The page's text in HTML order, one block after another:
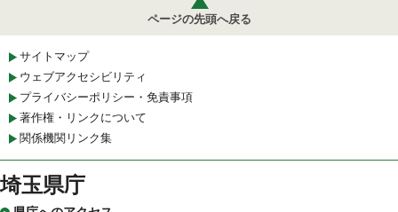
ページの先頭へ戻る
サイトマップ
ウェブアクセシビリティ
プライバシーポリシー・免責事項
著作権・リンクについて
関係機関リンク集
埼玉県庁